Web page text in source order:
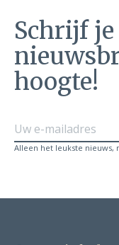
Schrijf
hoogte!
Alleen het leukste nieuws,